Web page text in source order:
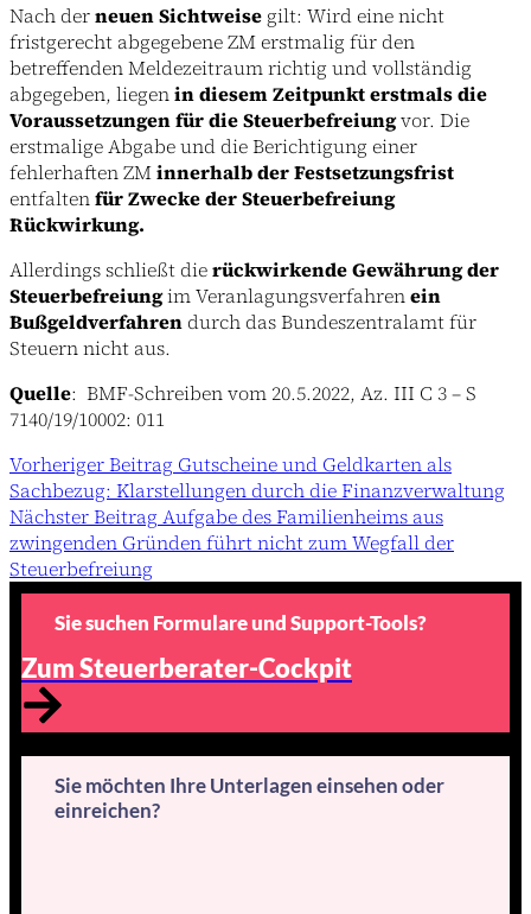
Nach derneuen Sichtweise gilt: Wird eine nicht
fristgerecht abgegebene ZM erstmalig für den
betreffenden Meldezeitraum richtig und vollständig
abgegeben, liegenin diesem Zeitpunkt erstmals die
Voraussetzungen für die Steuerbefreiungvor. Die
erstmalige Abgabe und die Berichtigung einer
fehlerhaften ZMinnerhalb der Festsetzungsfrist
entfaltenfür Zwecke der Steuerbefreiung
Rückwirkung.
Allerdings schließt dierückwirkende Gewährung der
Steuerbefreiungim Veranlagungsverfahrenein
Bußgeldverfahren durch das Bundeszentralamt für
Steuern nicht aus.
Quelle: BMF-Schreiben vom 20.5.2022, Az. III C 3 – S
7140/19/10002: 011
VorherigerBeitrag Gutscheine und Geldkarten als
Sachbezug: Klarstellungen durch die Finanzverwaltung
NächsterBeitragAufgabe des Familienheims aus
zwingenden Gründen führt nicht zum Wegfall der
Steuerbefreiung
Sie suchen Formulare und Support-Tools?
Zum Steuerberater-Cockpit
Sie möchten Ihre Unterlagen einsehen oder
einreichen?